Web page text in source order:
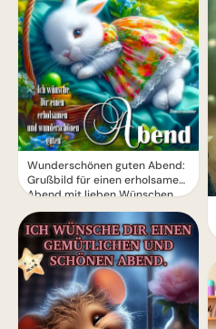
Wunderschönen guten Abend:
Grußbild für einen erholsamen
Abend mit lieben Wünschen